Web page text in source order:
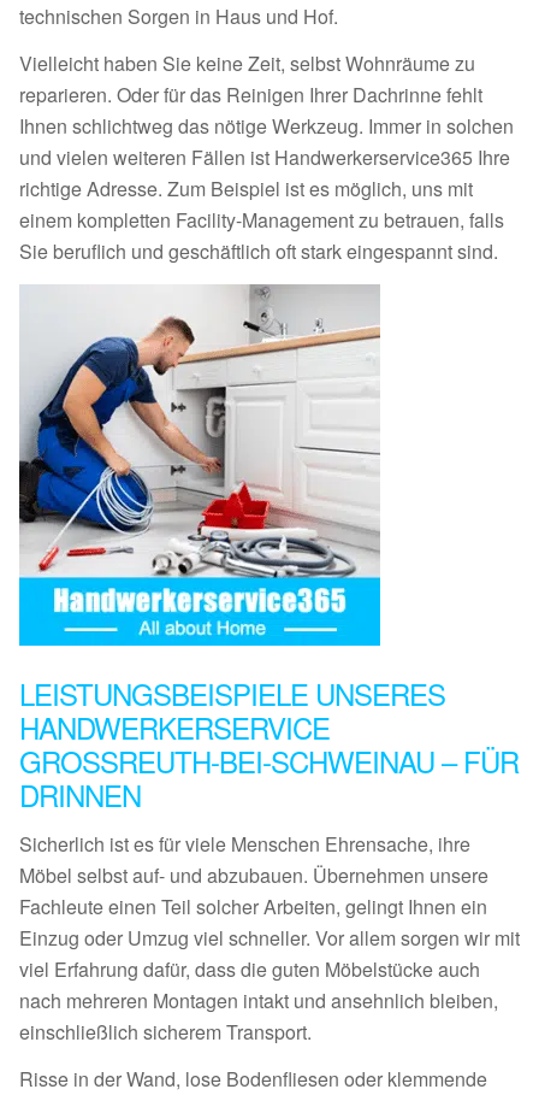
technischen Sorgen in Haus und Hof.
Vielleicht haben Sie keine Zeit, selbst Wohnräume zu
reparieren. Oder für das Reinigen Ihrer Dachrinne fehlt
Ihnen schlichtweg das nötige Werkzeug. Immer in solchen
und vielen weiteren Fällen ist Handwerkerservice365 Ihre
richtige Adresse. Zum Beispiel ist es möglich, uns mit
einem kompletten Facility-Management zu betrauen, falls
Sie beruflich und geschäftlich oft stark eingespannt sind.
LEISTUNGSBEISPIELE UNSERES
HANDWERKERSERVICE
GROSSREUTH-BEI-SCHWEINAU – FÜR
DRINNEN
Sicherlich ist es für viele Menschen Ehrensache, ihre
Möbel selbst auf- und abzubauen. Übernehmen unsere
Fachleute einen Teil solcher Arbeiten, gelingt Ihnen ein
Einzug oder Umzug viel schneller. Vor allem sorgen wir mit
viel Erfahrung dafür, dass die guten Möbelstücke auch
nach mehreren Montagen intakt und ansehnlich bleiben,
einschließlich sicherem Transport.
Risse in der Wand, lose Bodenfliesen oder klemmende